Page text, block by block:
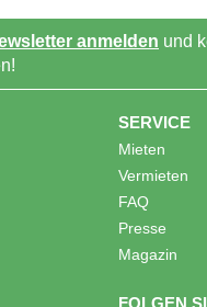
anmelden und
SERVICE
Mieten
Vermieten
FAQ
Presse
Magazin